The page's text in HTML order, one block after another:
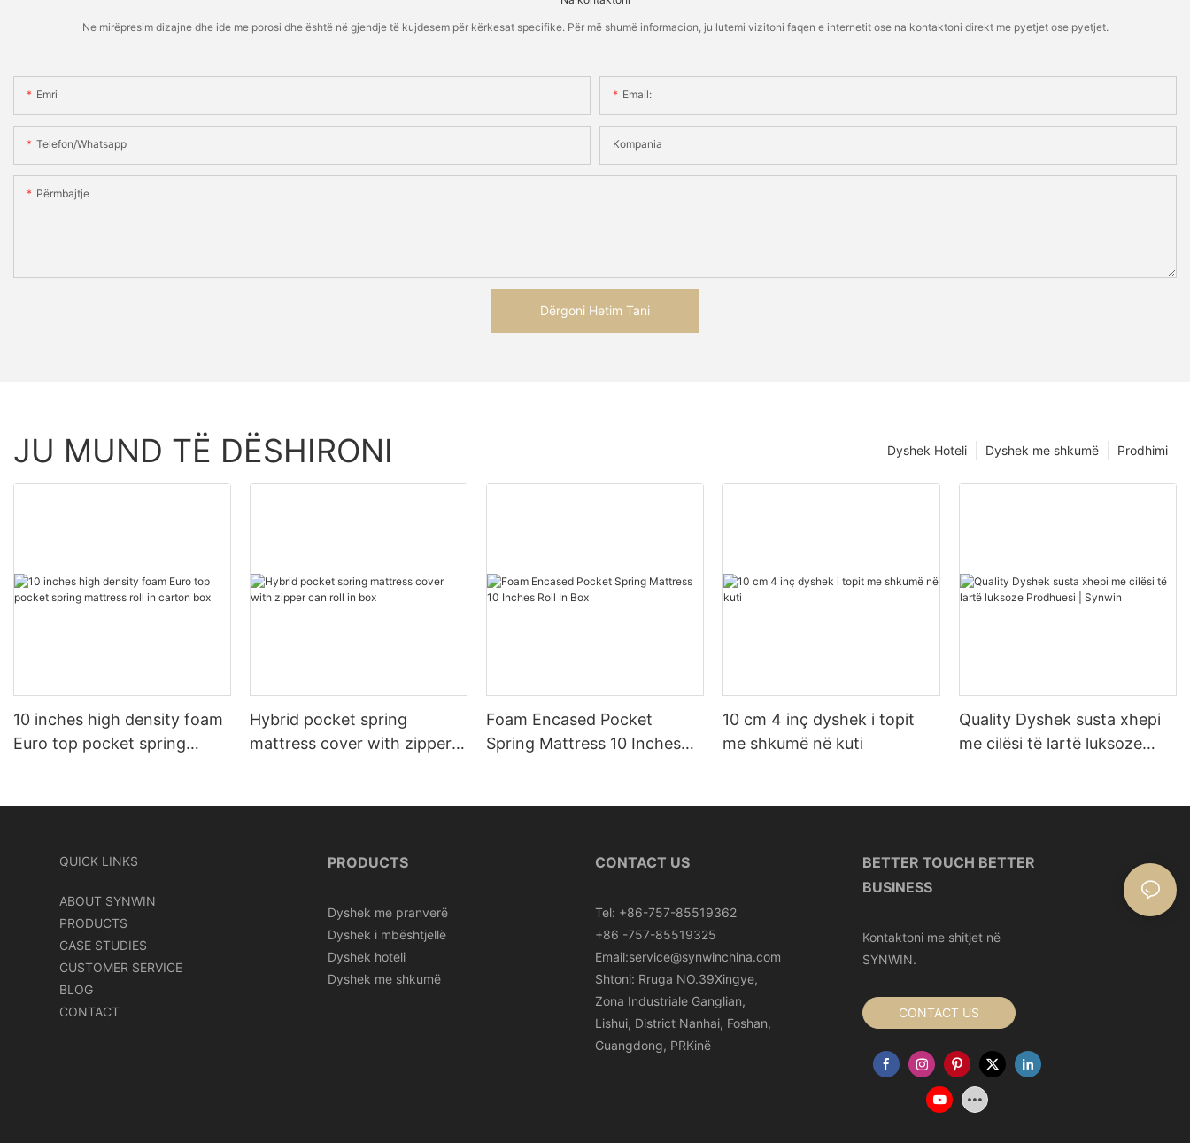
Ne mirëpresim dizajne dhe ide me porosi dhe është në gjendje të kujdesem për kërkesat specifike. Për më shumë informacion, ju lutemi vizitoni faqen e internetit ose na kontaktoni direkt me pyetjet ose pyetjet.
Emri Email:
Telefon/whatsapp Kompania
Përmbajtje
Dërgoni Hetim Tani
JU MUND TË DËSHIRONI Prodhimi
Dyshek me shkumë
Dyshek Hoteli
10 inches high density foam
Euro top pocket spring
Hybrid pocket spring
mattress cover with zipper
Foam Encased Pocket
Spring Mattress 10 Inches
10 cm 4 inç dyshek i topit
me shkumë në kuti
Quality Dyshek susta xhepi
me cilësi të lartë luksoze
QUICK LINKS
ABOUT SYNWIN
PRODUCTS
CASE STUDIES
CUSTOMER SERVICE
BLOG
CONTACT
PRODUCTS
Dyshek me pranverë
Dyshek i mbështjellë
Dyshek hoteli
Dyshek me shkumë
CONTACT US
Tel: +86-757-85519362
+86 -757-85519325
Email:service@synwinchina.com
Shtoni: Rruga NO.39Xingye,
Zona Industriale Ganglian,
Lishui, District Nanhai, Foshan,
Guangdong, PRKinë
BETTER TOUCH BETTER
BUSINESS
Kontaktoni me shitjet në
SYNWIN.
CONTACT US